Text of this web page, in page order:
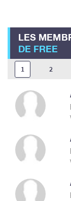
LES
DE FREE
1 2